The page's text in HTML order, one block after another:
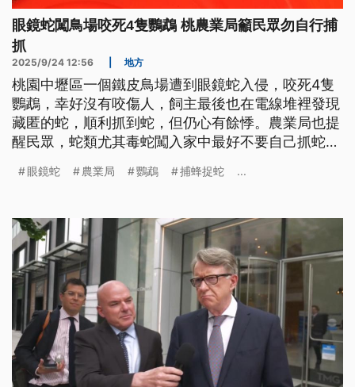
眼鏡蛇闖鳥場咬死4隻鸚鵡 桃農業局籲民眾勿自行捕
抓
2025/9/24 12:56 地方
桃園中壢區一個鐵皮鳥場遭到眼鏡蛇入侵，咬死4隻
鸚鵡，幸好沒有咬傷人，飼主最後也在電線堆裡發現
藏匿的蛇，順利抓到蛇，但仍心有餘悸。農業局也提
醒民眾，蛇類尤其毒蛇闖入家中最好不要自己抓蛇，
藏匿位置，等待捕蜂捉蛇大隊前來處理。
眼鏡蛇 農業局 鸚鵡 捕蜂捉蛇 ...